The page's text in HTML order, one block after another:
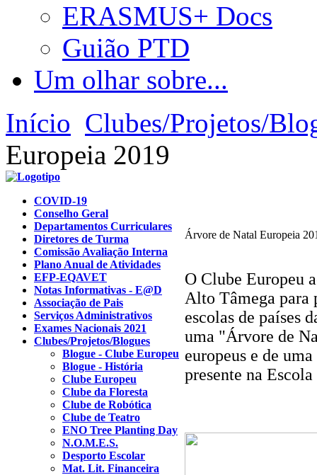
ERASMUS+ Docs
Guião PTD
Um olhar sobre...
Início Clubes/Projetos/
Europeia 2019
Árvore de Natal Europeia
O Clube Europeu
Alto Tâmega para
escolas de países
uma "Árvore de
europeus e de
presente na
COVID-19
Conselho Geral
Departamentos Curriculares
Diretores de Turma
Comissão Avaliação Interna
Plano Anual de Atividades
EFP-EQAVET
Notas Informativas - E@D
Associação de Pais
Serviços Administrativos
Exames Nacionais 2021
Clubes/Projetos/Blogues
Blogue - Clube Europeu
Blogue - História
Clube Europeu
Clube da Floresta
Clube de Robótica
Clube de Teatro
ENO Tree Planting Day
N.O.M.E.S.
Desporto Escolar
Mat. Lit. Financeira